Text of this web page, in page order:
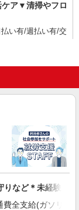
ア▼清掃やフロ
い有/週払い有/交
に悩まない職
い有/週払い有/交
など＊未経験OK
全支給(ガソリン